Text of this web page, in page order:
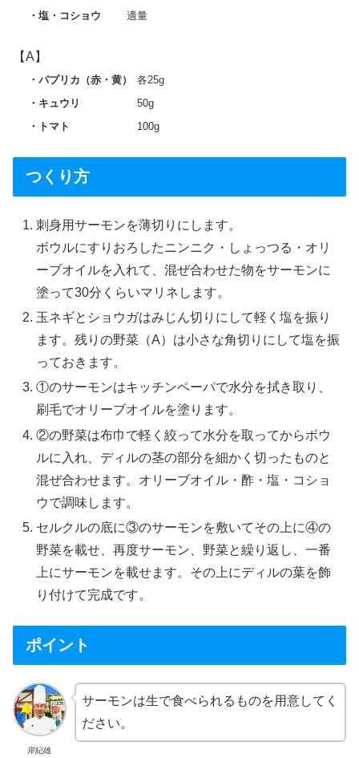
塩・コショウ
適量
【A】
パプリカ（赤・黄）
各25g
キュウリ
50g
トマト
100g
つくり方
刺身用サーモンを薄切りにします。
ボウルにすりおろしたニンニク・しょっつる・オリ
ーブオイルを入れて、混ぜ合わせた物をサーモンに
塗って30分くらいマリネします。
玉ネギとショウガはみじん切りにして軽く塩を振り
ます。残りの野菜（A）は小さな角切りにして塩を振
っておきます。
①のサーモンはキッチンペーパで水分を拭き取り、
刷毛でオリーブオイルを塗ります。
②の野菜は布巾で軽く絞って水分を取ってからボウ
ルに入れ、ディルの茎の部分を細かく切ったものと
混ぜ合わせます。オリーブオイル・酢・塩・コショ
ウで調味します。
セルクルの底に③のサーモンを敷いてその上に④の
野菜を載せ、再度サーモン、野菜と繰り返し、一番
上にサーモンを載せます。その上にディルの葉を飾
り付けて完成です。
ポイント
岸紀雄
サーモンは生で食べられるものを用意してく
ださい。